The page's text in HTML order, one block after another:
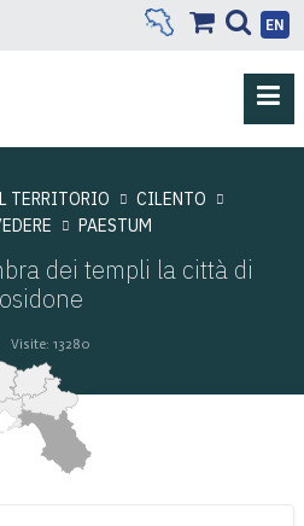
EN
TERRITORIO
CILENTO
PAESTUM
dei templi la città di
Visite: 13280